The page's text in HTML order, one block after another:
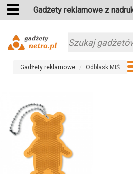
Gadżety reklamowe z
Gadżety reklamowe Odblask MIŚ